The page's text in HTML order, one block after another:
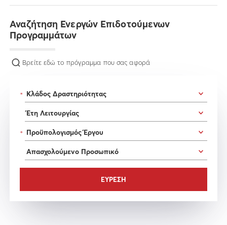
Αναζήτηση Ενεργών Επιδοτούμενων
Προγραμμάτων
Βρείτε εδώ το πρόγραμμα που σας αφορά
*
*